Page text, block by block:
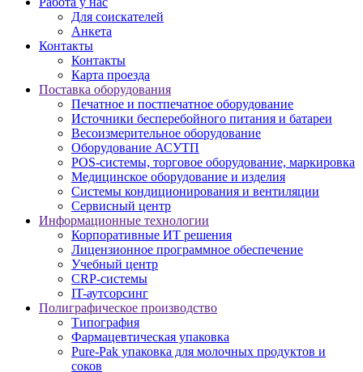
Для соискателей
Анкета
Контакты
Контакты
Карта проезда
Поставка оборудования
Печатное и постпечатное оборудование
Источники бесперебойного питания и батареи
Весоизмерительное оборудование
Оборудование АСУТП
POS-системы, торговое оборудование, маркировка
Медицинское оборудование и изделия
Системы кондиционирования и вентиляции
Сервисный центр
Информационные технологии
Корпоративные ИТ решения
Лицензионное программное обеспечение
Учебный центр
CRP-системы
IT-аутсорсинг
Полиграфическое производство
Типография
Фармацевтическая упаковка
Pure-Pak упаковка для молочных продуктов и
соков